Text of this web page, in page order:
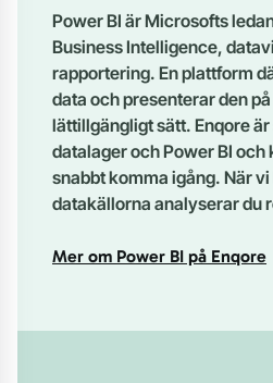
Power BI är Microsofts
Business Intelligence,
rapportering. En plattform
data och presenterar den
lättillgängligt sätt. Enqore
datalager och Power BI och
snabbt komma igång. När
datakällorna analyserar du
Mer om Power BI på Enqore